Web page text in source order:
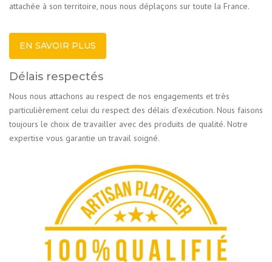
attachée à son territoire, nous nous déplaçons sur toute la France.
EN SAVOIR PLUS
Délais respectés
Nous nous attachons au respect de nos engagements et très
particulièrement celui du respect des délais d’exécution. Nous faisons
toujours le choix de travailler avec des produits de qualité. Notre
expertise vous garantie un travail soigné.